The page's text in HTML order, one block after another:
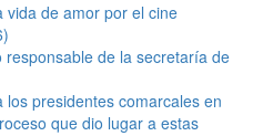
vida de amor por el cine
responsable de la secretaría de
presidentes comarcales en
que dio lugar a estas